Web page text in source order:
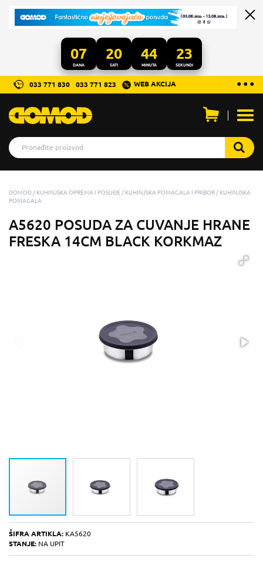
07
DANA
20
SATI
44
MINUTA
23
SEKUNDI
...
● ● ●
033 771 830 033 771 823 WEB AKCIJA
DOMOD KUHINJSKA OPREMA I POSUĐE KUHINJSKA POMAGALA I PRIBOR
KUHINJSKA
POMAGALA
A5620 POSUDA ZA CUVANJE HRANE
FRESKA 14CM BLACK KORKMAZ
ŠIFRA ARTIKLA: KA5620
STANJE: NA UPIT